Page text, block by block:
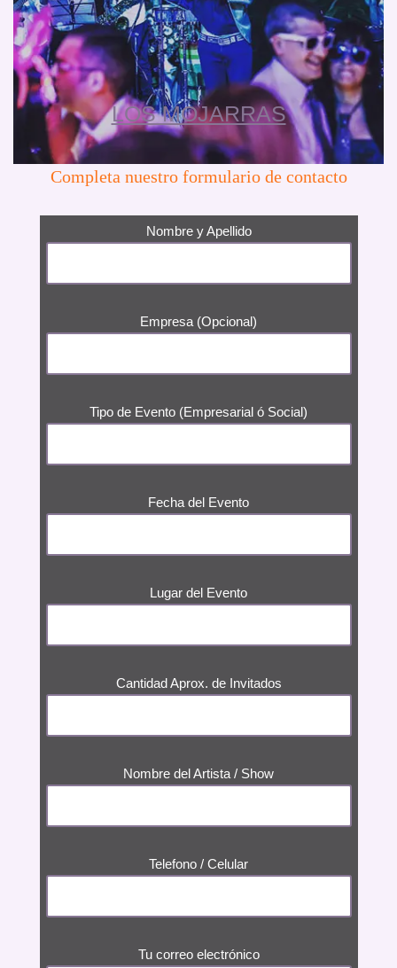
LOS MOJARRAS
Completa nuestro formulario de contacto
Nombre y Apellido
Empresa (Opcional)
Tipo de Evento (Empresarial ó Social)
Fecha del Evento
Lugar del Evento
Cantidad Aprox. de Invitados
Nombre del Artista / Show
Telefono / Celular
Tu correo electrónico